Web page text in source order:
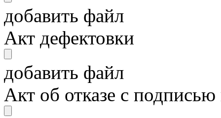
добавить файл
Акт дефектовки
добавить файл
Акт об отказе с